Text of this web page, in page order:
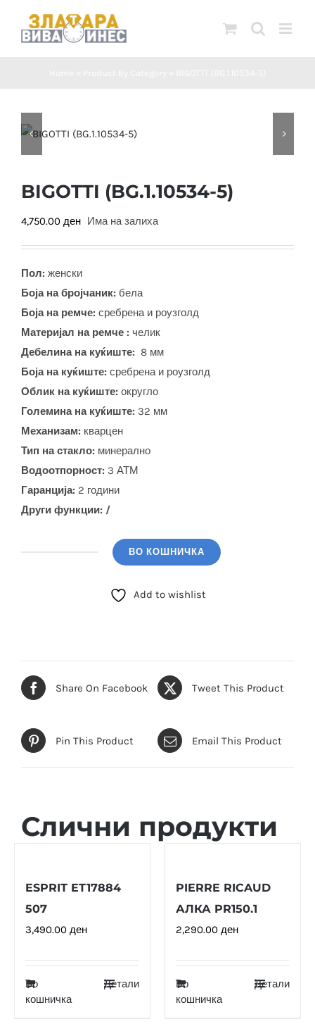
BIGOTTI (BG.1.10534-5)
4,750.00 ден Има на залиха
Пол: женски
Боја на бројчаник: бела
Боја на ремче: сребрена и роузголд
Материјал на ремче : челик
Дебелина на куќиште: 8 мм
Боја на куќиште: сребрена и роузголд
Облик на куќиште: округло
Големина на куќиште: 32 мм
Механизам: кварцен
Тип на стакло: минерално
Водоотпорност: 3 АТМ
Гаранција: 2 години
Други функции: /
ВО КОШНИЧКА
Add to wishlist
Share On Facebook Tweet This Product
Pin This Product Email This Product
Слични продукти
ESPRIT ET17884
507
3,490.00 ден
Во
кошничка
Детали
PIERRE RICAUD
АЛКА PR150.1
2,290.00 ден
Во
кошничка
Детали